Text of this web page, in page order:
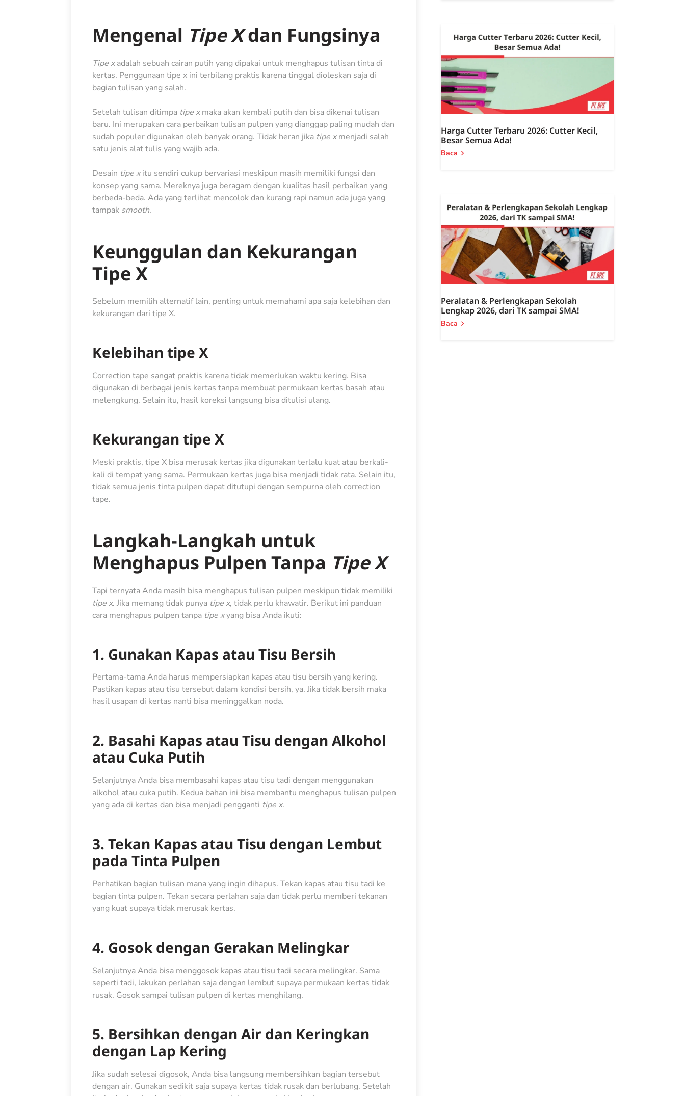
Mengenal Tipe Xdan Fungsinya
Tipe xadalah sebuah cairan putih yang dipakai untuk menghapus tulisan tinta di
kertas. Penggunaan tipe x ini terbilang praktis karena tinggal dioleskan saja di
bagian tulisan yang salah.
Setelah tulisan ditimpatipe xmaka akan kembali putih dan bisa dikenai tulisan
baru. Ini merupakan cara perbaikan tulisan pulpen yang dianggap paling mudah dan
sudah populer digunakan oleh banyak orang. Tidak heran jika tipe xmenjadi salah
satu jenis alat tulis yang wajib ada.
Desain tipe xitu sendiri cukup bervariasi meskipun masih memiliki fungsi dan
konsep yang sama. Mereknya juga beragam dengan kualitas hasil perbaikan yang
berbeda-beda. Ada yang terlihat mencolok dan kurang rapi namun ada juga yang
tampak smooth.
Keunggulan dan Kekurangan
Tipe X
Sebelum memilih alternatif lain, penting untuk memahami apa saja kelebihan dan
kekurangan dari tipe X.
Kelebihan tipe X
Correction tape sangat praktis karena tidak memerlukan waktu kering. Bisa
digunakan di berbagai jenis kertas tanpa membuat permukaan kertas basah atau
melengkung. Selain itu, hasil koreksi langsung bisa ditulisi ulang.
Kekurangan tipe X
Meski praktis, tipe X bisa merusak kertas jika digunakan terlalu kuat atau berkali-
kali di tempat yang sama. Permukaan kertas juga bisa menjadi tidak rata. Selain itu,
tidak semua jenis tinta pulpen dapat ditutupi dengan sempurna oleh correction
tape.
Langkah-Langkah untuk
Menghapus Pulpen Tanpa Tipe X
Tapi ternyata Anda masih bisa menghapus tulisan pulpen meskipun tidak memiliki
tipe x. Jika memang tidak punyatipe x, tidak perlu khawatir. Berikut ini panduan
cara menghapus pulpen tanpa tipe xyang bisa Anda ikuti:
1. Gunakan Kapas atau Tisu Bersih
Pertama-tama Anda harus mempersiapkan kapas atau tisu bersih yang kering.
Pastikan kapas atau tisu tersebut dalam kondisi bersih, ya. Jika tidak bersih maka
hasil usapan di kertas nanti bisa meninggalkan noda.
2. Basahi Kapas atau Tisu dengan Alkohol
atau Cuka Putih
Selanjutnya Anda bisa membasahi kapas atau tisu tadi dengan menggunakan
alkohol atau cuka putih. Kedua bahan ini bisa membantu menghapus tulisan pulpen
yang ada di kertas dan bisa menjadi pengganti tipe x.
3. Tekan Kapas atau Tisu dengan Lembut
pada Tinta Pulpen
Perhatikan bagian tulisan mana yang ingin dihapus. Tekan kapas atau tisu tadi ke
bagian tinta pulpen. Tekan secara perlahan saja dan tidak perlu memberi tekanan
yang kuat supaya tidak merusak kertas.
4. Gosok dengan Gerakan Melingkar
Selanjutnya Anda bisa menggosok kapas atau tisu tadi secara melingkar. Sama
seperti tadi, lakukan perlahan saja dengan lembut supaya permukaan kertas tidak
rusak. Gosok sampai tulisan pulpen di kertas menghilang.
5. Bersihkan dengan Air dan Keringkan
dengan Lap Kering
Jika sudah selesai digosok, Anda bisa langsung membersihkan bagian tersebut
dengan air. Gunakan sedikit saja supaya kertas tidak rusak dan berlubang. Setelah
Harga Cutter Terbaru 2026: Cutter Kecil,
Besar Semua Ada!
Baca
Peralatan & Perlengkapan Sekolah
Lengkap 2026, dari TK sampai SMA!
Baca